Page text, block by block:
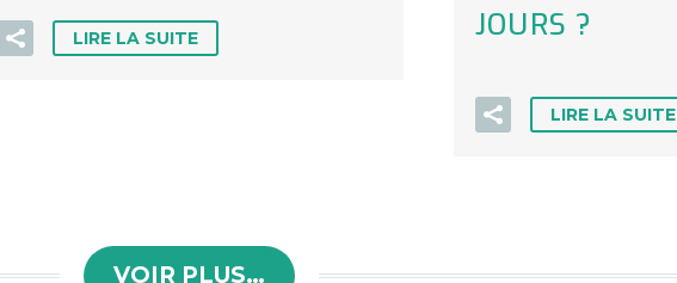
LIRE LA SUITE
JOURS ?
LIRE LA SUITE
VOIR PLUS…